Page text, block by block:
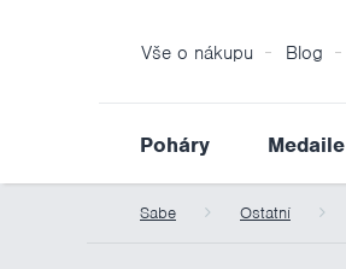
Vše o nákupu Blog
Poháry Medaile
Sabe Ostatní